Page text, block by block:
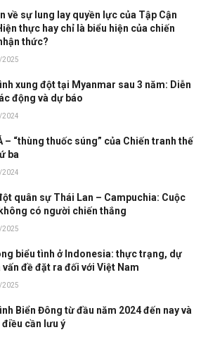
về sự lung lay quyền lực của Tập Cận
thực hay chỉ là biểu hiện của chiến
thức?
2025
xung đột tại Myanmar sau 3 năm: Diễn
động và dự báo
– “thùng thuốc súng” của Chiến tranh thế
ba
2024
quân sự Thái Lan – Campuchia: Cuộc
có người chiến thắng
biểu tình ở Indonesia: thực trạng, dự
vấn đề đặt ra đối với Việt Nam
2025
Biển Đông từ đầu năm 2024 đến nay và
điều cần lưu ý